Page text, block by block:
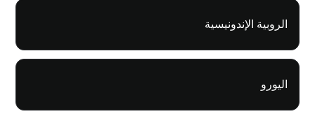
الروبية الإندونيسية
اليورو